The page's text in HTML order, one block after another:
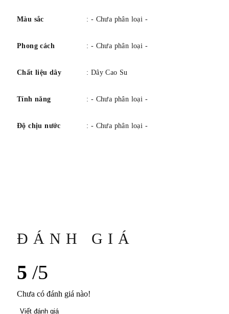
Màu sắc : - Chưa phân loại -
Phong cách : - Chưa phân loại -
Chất liệu dây : Dây Cao Su
Tính năng : - Chưa phân loại -
Độ chịu nước : - Chưa phân loại -
ĐÁNH GIÁ
5 /5
Chưa có đánh giá nào!
Viết đánh giá